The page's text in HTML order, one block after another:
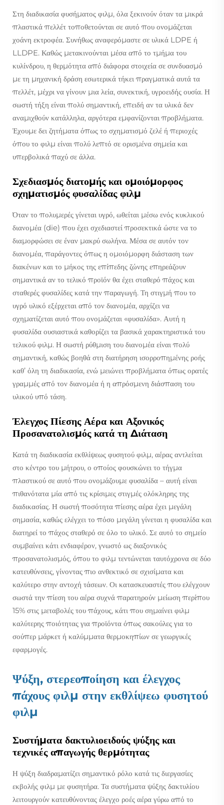
Στη διαδικασία φυσήματος φιλμ, όλα ξεκινούν όταν τα μικρά
πλαστικά πελλέτ τοποθετούνται σε αυτό που ονομάζεται
χοάνη εκτροφέα. Συνήθως αναφερόμαστε σε υλικά LDPE ή
LLDPE. Καθώς μετακινούνται μέσα από το τμήμα του
κυλίνδρου, η θερμότητα από διάφορα στοιχεία σε συνδυασμό
με τη μηχανική δράση εσωτερικά τήκει πραγματικά αυτά τα
πελλέτ, μέχρι να γίνουν μια λεία, συνεκτική, υγροειδής ουσία. Η
σωστή τήξη είναι πολύ σημαντική, επειδή αν τα υλικά δεν
αναμιχθούν κατάλληλα, αργότερα εμφανίζονται προβλήματα.
Έχουμε δει ζητήματα όπως το σχηματισμό ζελέ ή περιοχές
όπου το φιλμ είναι πολύ λεπτό σε ορισμένα σημεία και
υπερβολικά παχύ σε άλλα.
Σχεδιασμός διατομής και ομοιόμορφος
σχηματισμός φυσαλίδας φιλμ
Όταν το πολυμερές γίνεται υγρό, ωθείται μέσω ενός κυκλικού
διανομέα (die) που έχει σχεδιαστεί προσεκτικά ώστε να το
διαμορφώσει σε έναν μακρύ σωλήνα. Μέσα σε αυτόν τον
διανομέα, παράγοντες όπως η ομοιόμορφη διάσταση των
διακένων και το μήκος της επίπεδης ζώνης επηρεάζουν
σημαντικά αν το τελικό προϊόν θα έχει σταθερό πάχος και
σταθερές φυσαλίδες κατά την παραγωγή. Τη στιγμή που το
υγρό υλικό εξέρχεται από τον διανομέα, αρχίζει να
σχηματίζεται αυτό που ονομάζεται «φυσαλίδα». Αυτή η
φυσαλίδα ουσιαστικά καθορίζει τα βασικά χαρακτηριστικά του
τελικού φιλμ. Η σωστή ρύθμιση του διανομέα είναι πολύ
σημαντική, καθώς βοηθά στη διατήρηση ισορροπημένης ροής
καθ’ όλη τη διαδικασία, ενώ μειώνει προβλήματα όπως ορατές
γραμμές από τον διανομέα ή η απρόσμενη διάσπαση του
υλικού υπό τάση.
Έλεγχος Πίεσης Αέρα και Αξονικός
Προσανατολισμός κατά τη Διάταση
Κατά τη διαδικασία εκθλίψεως φυσητού φιλμ, αέρας αντλείται
στο κέντρο του μήτρου, ο οποίος φουσκώνει το τήγμα
πλαστικού σε αυτό που ονομάζουμε φυσαλίδα – αυτή είναι
πιθανότατα μία από τις κρίσιμες στιγμές ολόκληρης της
διαδικασίας. Η σωστή ποσότητα πίεσης αέρα έχει μεγάλη
σημασία, καθώς ελέγχει το πόσο μεγάλη γίνεται η φυσαλίδα και
διατηρεί το πάχος σταθερό σε όλο το υλικό. Σε αυτό το σημείο
συμβαίνει κάτι ενδιαφέρον, γνωστό ως διαξονικός
προσανατολισμός, όπου το φιλμ τεντώνεται ταυτόχρονα σε δύο
κατευθύνσεις, γίνοντας πιο ανθεκτικό σε σχισίματα και
καλύτερο στην αντοχή τάσεων. Οι κατασκευαστές που ελέγχουν
σωστά την πίεση του αέρα συχνά παρατηρούν μείωση περίπου
15% στις μεταβολές του πάχους, κάτι που σημαίνει φιλμ
καλύτερης ποιότητας για προϊόντα όπως σακούλες για το
σούπερ μάρκετ ή καλύμματα θερμοκηπίων σε γεωργικές
εφαρμογές.
Ψύξη, στερεοποίηση και έλεγχος
πάχους φιλμ στην εκθλίψεω φυσητού
φιλμ
Συστήματα δακτυλιοειδούς ψύξης και
τεχνικές απαγωγής θερμότητας
Η ψύξη διαδραματίζει σημαντικό ρόλο κατά τις διεργασίες
εκβολής φιλμ με φυσητήρα. Τα συστήματα ψύξης δακτυλίου
λειτουργούν κατευθύνοντας έλεγχο ροές αέρα γύρω από το